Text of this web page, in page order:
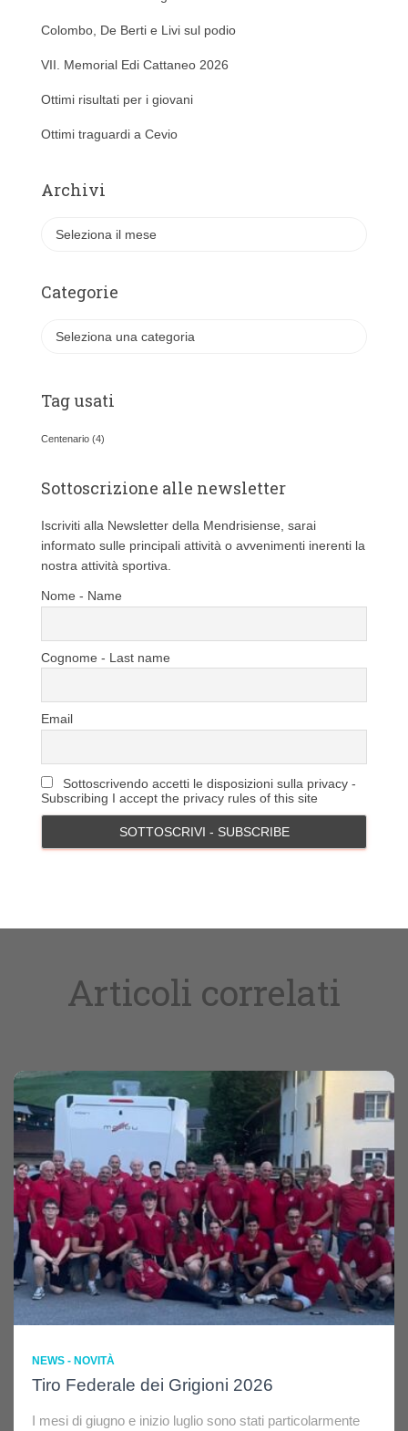
Colombo, De Berti e Livi sul podio
VII. Memorial Edi Cattaneo 2026
Ottimi risultati per i giovani
Ottimi traguardi a Cevio
Archivi
h
Categorie
g
e
Tag usati
Centenario (4)
Sottoscrizione alle newsletter
Iscriviti alla Newsletter della Mendrisiense, sarai
informato sulle principali attività o avvenimenti inerenti la
nostra attività sportiva.
Nome - Name
Cognome - Last name
Email
Sottoscrivendo accetti le disposizioni sulla privacy -
Subscribing I accept the privacy rules of this site
Articoli correlati
NEWS - NOVITÀ
Tiro Federale dei Grigioni 2026
I mesi di giugno e inizio luglio sono stati particolarmente